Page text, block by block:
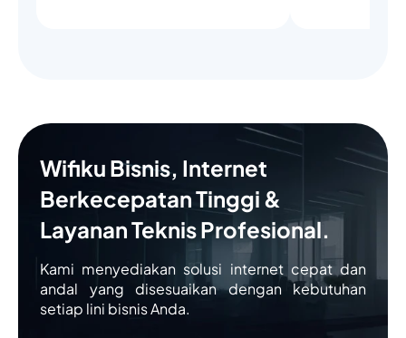
Wifiku Bisnis, Internet
Berkecepatan Tinggi &
Layanan Teknis Profesional.
Kami menyediakan solusi internet cepat dan
andal yang disesuaikan dengan kebutuhan
setiap lini bisnis Anda.